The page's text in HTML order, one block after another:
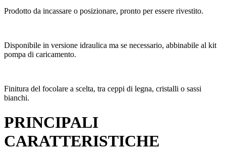
Prodotto da incassare o posizionare, pronto per essere rivestito.
Disponibile in versione idraulica ma se necessario, abbinabile al kit
pompa di caricamento.
Finitura del focolare a scelta, tra ceppi di legna, cristalli o sassi
bianchi.
PRINCIPALI
CARATTERISTICHE